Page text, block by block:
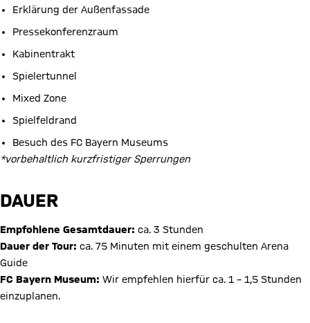
Erklärung der Außenfassade
Pressekonferenzraum
Kabinentrakt
Spielertunnel
Mixed Zone
Spielfeldrand
Besuch des FC Bayern Museums
*vorbehaltlich kurzfristiger Sperrungen
DAUER
Empfohlene Gesamtdauer: ca. 3 Stunden
Dauer der Tour: ca. 75 Minuten mit einem geschulten Arena
Guide
FC Bayern Museum: Wir empfehlen hierfür ca. 1 – 1,5 Stunden
einzuplanen.